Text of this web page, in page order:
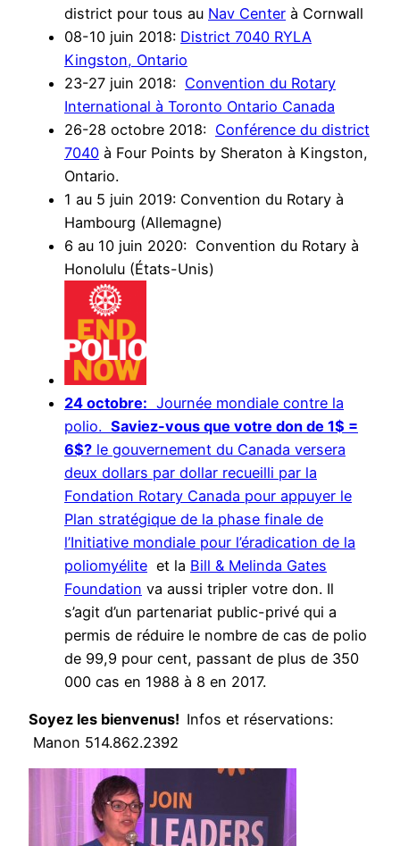
district pour tous au Nav Center à Cornwall
08-10 juin 2018: District 7040 RYLA
Kingston, Ontario
23-27 juin 2018: Convention du Rotary
International à Toronto Ontario Canada
26-28 octobre 2018: Conférence du district
7040 à Four Points by Sheraton à Kingston,
Ontario.
1 au 5 juin 2019: Convention du Rotary à
Hambourg (Allemagne)
6 au 10 juin 2020: Convention du Rotary à
Honolulu (États-Unis)
24 octobre: Journée mondiale contre la
polio. Saviez-vous que votre don de 1$ =
6$? le gouvernement du Canada versera
deux dollars par dollar recueilli par la
Fondation Rotary Canada pour appuyer le
Plan stratégique de la phase finale de
l’Initiative mondiale pour l’éradication de la
poliomyélite et la Bill & Melinda Gates
Foundation va aussi tripler votre don. Il
s’agit d’un partenariat public-privé qui a
permis de réduire le nombre de cas de polio
de 99,9 pour cent, passant de plus de 350
000 cas en 1988 à 8 en 2017.
Soyez les bienvenus! Infos et réservations:
Manon 514.862.2392